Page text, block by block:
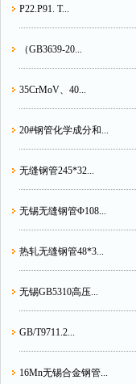
P22.P91. T...
（GB3639-20...
35CrMoV、40...
20#钢管化学成分和...
无缝钢管245*32...
无锡无缝钢管Φ108...
热轧无缝钢管48*3...
无锡GB5310高压...
GB/T9711.2...
16Mn无锡合金钢管...